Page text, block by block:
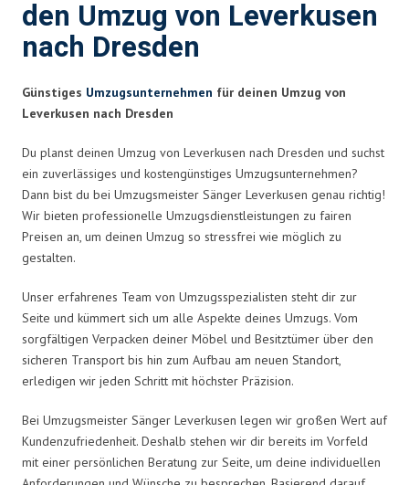
den Umzug von Leverkusen
nach Dresden
Günstiges Umzugsunternehmen für deinen Umzug von
Leverkusen nach Dresden
Du planst deinen Umzug von Leverkusen nach Dresden und suchst
ein zuverlässiges und kostengünstiges Umzugsunternehmen?
Dann bist du bei Umzugsmeister Sänger Leverkusen genau richtig!
Wir bieten professionelle Umzugsdienstleistungen zu fairen
Preisen an, um deinen Umzug so stressfrei wie möglich zu
gestalten.
Unser erfahrenes Team von Umzugsspezialisten steht dir zur
Seite und kümmert sich um alle Aspekte deines Umzugs. Vom
sorgfältigen Verpacken deiner Möbel und Besitztümer über den
sicheren Transport bis hin zum Aufbau am neuen Standort,
erledigen wir jeden Schritt mit höchster Präzision.
Bei Umzugsmeister Sänger Leverkusen legen wir großen Wert auf
Kundenzufriedenheit. Deshalb stehen wir dir bereits im Vorfeld
mit einer persönlichen Beratung zur Seite, um deine individuellen